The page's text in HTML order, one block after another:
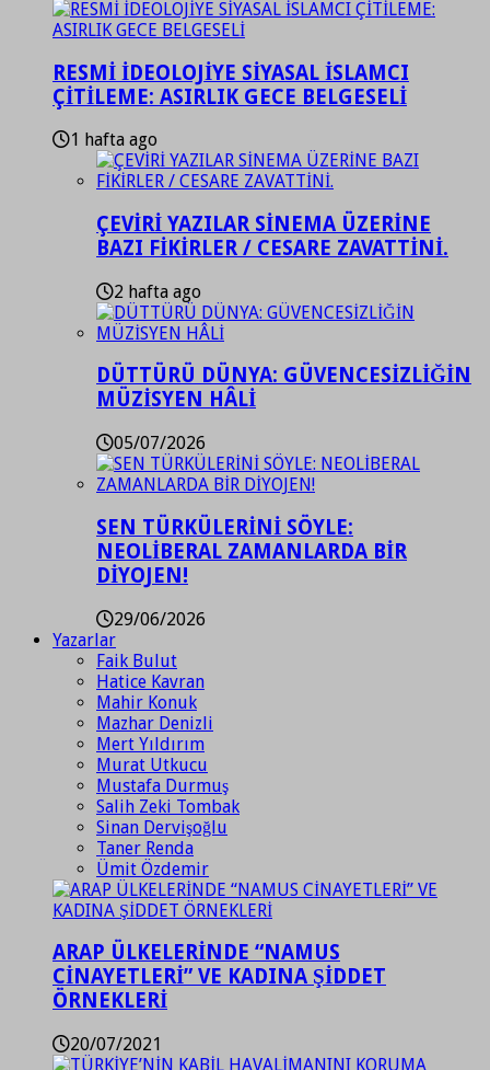
RESMİ İDEOLOJİYE SİYASAL İSLAMCI
ÇİTİLEME: ASIRLIK GECE BELGESELİ
1 hafta ago
ÇEVİRİ YAZILAR SİNEMA ÜZERİNE
BAZI FİKİRLER / CESARE ZAVATTİNİ.
2 hafta ago
DÜTTÜRÜ DÜNYA: GÜVENCESİZLİĞİN
MÜZİSYEN HÂLİ
05/07/2026
SEN TÜRKÜLERİNİ SÖYLE:
NEOLİBERAL ZAMANLARDA BİR
DİYOJEN!
29/06/2026
Yazarlar
Faik Bulut
Hatice Kavran
Mahir Konuk
Mazhar Denizli
Mert Yıldırım
Murat Utkucu
Mustafa Durmuş
Salih Zeki Tombak
Sinan Dervişoğlu
Taner Renda
Ümit Özdemir
ARAP ÜLKELERİNDE “NAMUS
CİNAYETLERİ” VE KADINA ŞİDDET
ÖRNEKLERİ
20/07/2021